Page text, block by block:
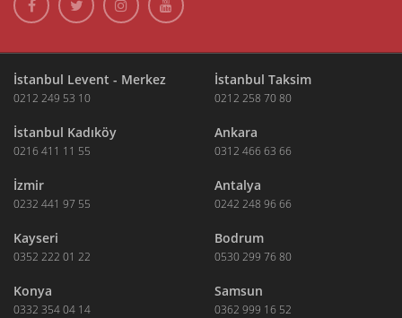
İstanbul Levent - Merkez
0212 249 53 10
İstanbul Taksim
0212 258 70 80
İstanbul Kadıköy
0216 411 11 55
Ankara
0312 466 63 66
İzmir
0232 441 97 55
Antalya
0242 248 96 66
Kayseri
0352 222 01 22
Bodrum
0530 299 76 80
Konya
0332 354 04 14
Samsun
0362 999 16 52